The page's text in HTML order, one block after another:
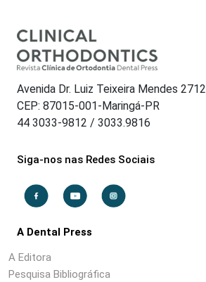
Avenida Dr. Luiz Teixeira Mendes 2712
CEP: 87015-001-Maringá-PR
44 3033-9812 / 3033.9816
Siga-nos nas Redes Sociais
A Dental Press
A Editora
Pesquisa Bibliográfica